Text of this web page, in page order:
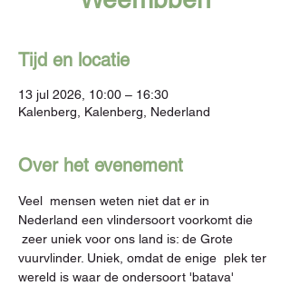
Tijd en locatie
13 jul 2026, 10:00 – 16:30
Kalenberg, Kalenberg, Nederland
Over het evenement
Veel  mensen weten niet dat er in
Nederland een vlindersoort voorkomt die
zeer uniek voor ons land is: de Grote
vuurvlinder. Uniek, omdat de enige  plek ter
wereld is waar de ondersoort 'batava'